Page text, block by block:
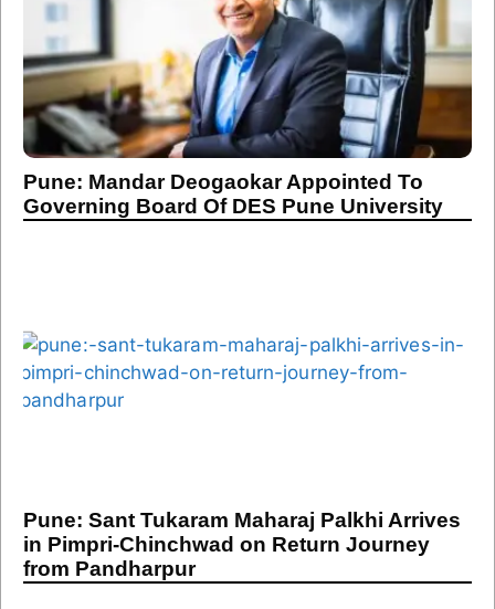
Pune: Mandar Deogaokar Appointed To
Governing Board Of DES Pune University
Pune: Sant Tukaram Maharaj Palkhi Arrives
in Pimpri-Chinchwad on Return Journey
from Pandharpur